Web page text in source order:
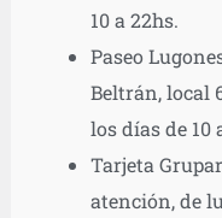
10 a 22hs.
Paseo
Beltrán, local
los días de 10
Tarjeta
atención, de